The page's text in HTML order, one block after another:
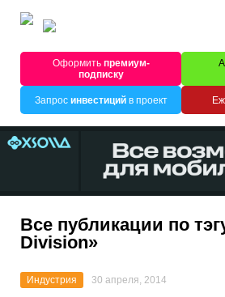
Оформитьпремиум-
подписку
Запрос инвестицийв проект
Все публикации по
Division»
Индустрия 30 апреля, 2014